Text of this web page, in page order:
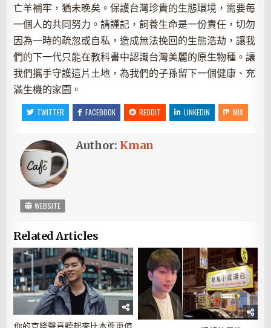
亡羊補牢，猶未晚矣。保護台灣珍貴的生態環境，需要每
一個人的共同努力。請謹記，飼養生命是一份責任，切勿
因為一時的疏忽或自私，造成無法挽回的生態浩劫，讓我
們的下一代只能在教科書中認識台灣美麗的原生物種。讓
我們攜手守護這片土地，為我們的子孫留下一個健康、充
滿生機的家園。
TWITTER FACEBOOK REDDIT LINKEDIN MIX
Author: Kman
WEBSITE
Related Articles